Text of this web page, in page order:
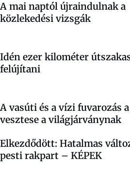
A mai naptól újraindulnak a
közlekedési vizsgák
Idén ezer kilométer
felújítani
A vasúti és a vízi fuvarozás
vesztese a világjárványnak
Elkezdődött: Hatalmas
pesti rakpart – KÉPEK